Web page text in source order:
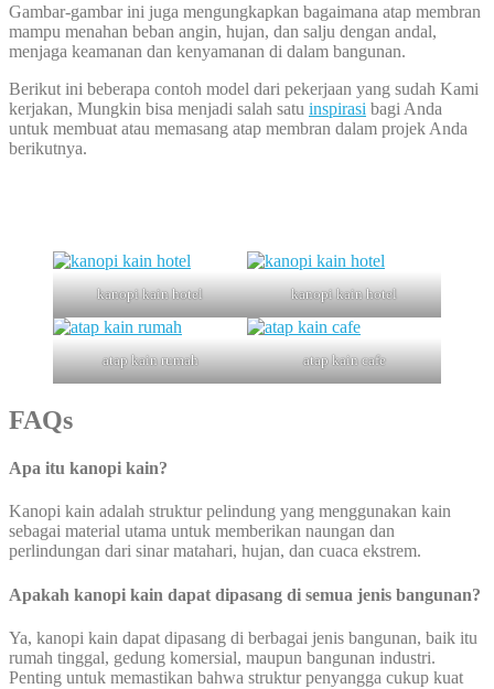
Gambar-gambar ini juga mengungkapkan bagaimana atap membran
mampu menahan beban angin, hujan, dan salju dengan andal,
menjaga keamanan dan kenyamanan di dalam bangunan.
Berikut ini beberapa contoh model dari pekerjaan yang sudah Kami
kerjakan, Mungkin bisa menjadi salah satu inspirasi bagi Anda
untuk membuat atau memasang atap membran dalam projek Anda
berikutnya.
kanopi kain hotel kanopi kain hotel
atap kain rumah atap kain cafe
FAQs
Apa itu kanopi kain?
Kanopi kain adalah struktur pelindung yang menggunakan kain
sebagai material utama untuk memberikan naungan dan
perlindungan dari sinar matahari, hujan, dan cuaca ekstrem.
Apakah kanopi kain dapat dipasang di semua jenis bangunan?
Ya, kanopi kain dapat dipasang di berbagai jenis bangunan, baik itu
rumah tinggal, gedung komersial, maupun bangunan industri.
Penting untuk memastikan bahwa struktur penyangga cukup kuat